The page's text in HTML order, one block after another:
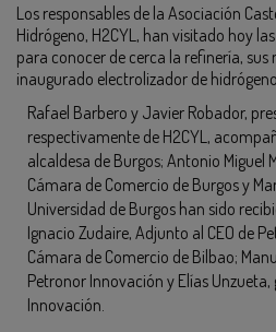
Los responsables de la Asociación
Hidrógeno, H2CYL, han visitado hoy
para conocer de cerca la refinería, sus
inaugurado electrolizador de
Rafael Barbero y Javier Robador,
respectivamente de H2CYL,
alcaldesa de Burgos; Antonio Miguel
Cámara de Comercio de Burgos y
Universidad de Burgos han sido
Ignacio Zudaire, Adjunto al CEO de
Cámara de Comercio de Bilbao;
Petronor Innovación y Elías
Innovación.